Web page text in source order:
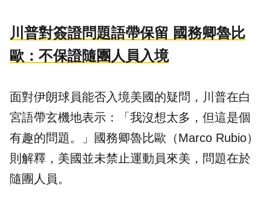
川普對簽證問題語帶保留 國務卿魯比
歐：不保證隨團人員入境
面對伊朗球員能否入境美國的疑問，川普在白
宮語帶玄機地表示：「我沒想太多，但這是個
有趣的問題。」國務卿魯比歐（Marco Rubio）
則解釋，美國並未禁止運動員來美，問題在於
隨團人員。